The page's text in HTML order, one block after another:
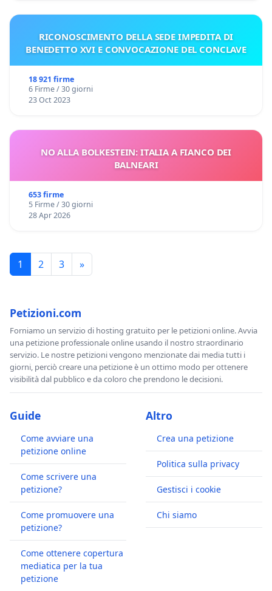
RICONOSCIMENTO DELLA SEDE IMPEDITA DI
BENEDETTO XVI E CONVOCAZIONE DEL CONCLAVE
18 921 firme
6 Firme / 30 giorni
23 Oct 2023
NO ALLA BOLKESTEIN: ITALIA A FIANCO DEI
BALNEARI
653 firme
5 Firme / 30 giorni
28 Apr 2026
1 2 3 »
Petizioni.com
Forniamo un servizio di hosting gratuito per le petizioni online. Avvia
una petizione professionale online usando il nostro straordinario
servizio. Le nostre petizioni vengono menzionate dai media tutti i
giorni, perciò creare una petizione è un ottimo modo per ottenere
visibilità dal pubblico e da coloro che prendono le decisioni.
Guide
Come avviare una
petizione online
Come scrivere una
petizione?
Come promuovere una
petizione?
Come ottenere copertura
mediatica per la tua
petizione
Altro
Crea una petizione
Politica sulla privacy
Gestisci i cookie
Chi siamo